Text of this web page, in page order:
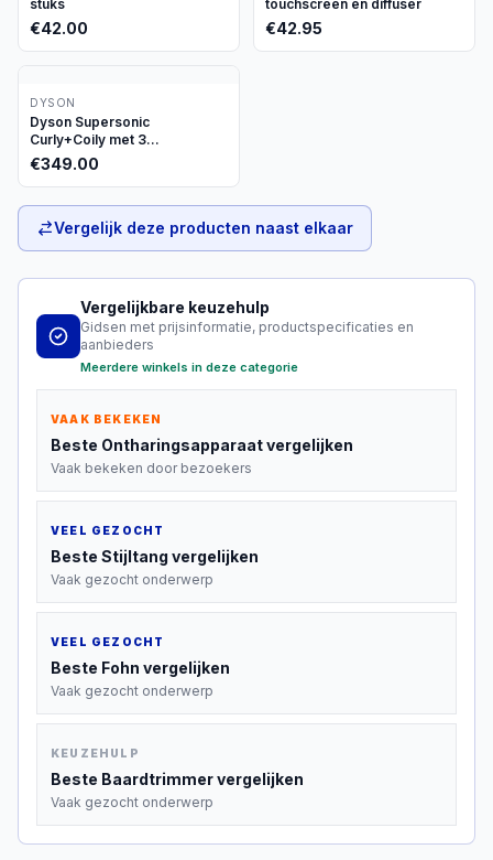
stuks
€42.00
touchscreen en diffuser
€42.95
DYSON
Dyson Supersonic
Curly+Coily met 3
opzetstukken
€349.00
Vergelijk deze producten naast elkaar
Vergelijkbare keuzehulp
Gidsen met prijsinformatie, productspecificaties en
aanbieders
Meerdere winkels in deze categorie
VAAK BEKEKEN
Beste Ontharingsapparaatvergelijken
Vaak bekeken door bezoekers
VEEL GEZOCHT
Beste Stijltang vergelijken
Vaak gezocht onderwerp
VEEL GEZOCHT
Beste Fohn vergelijken
Vaak gezocht onderwerp
KEUZEHULP
Beste Baardtrimmervergelijken
Vaak gezocht onderwerp